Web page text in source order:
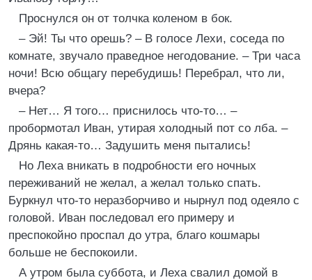
Проснулся он от толчка коленом в бок.
– Эй! Ты что орешь? – В голосе Лехи, соседа по
комнате, звучало праведное негодование. – Три часа
ночи! Всю общагу перебудишь! Перебрал, что ли,
вчера?
– Нет… Я того… приснилось что-то… –
пробормотал Иван, утирая холодный пот со лба. –
Дрянь какая-то… Задушить меня пытались!
Но Леха вникать в подробности его ночных
переживаний не желал, а желал только спать.
Буркнул что-то неразборчиво и нырнул под одеяло с
головой. Иван последовал его примеру и
преспокойно проспал до утра, благо кошмары
больше не беспокоили.
А утром была суббота, и Леха свалил домой в